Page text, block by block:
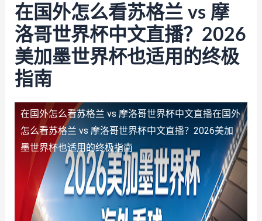
在国外怎么看苏格兰 vs 摩
洛哥世界杯中文直播？2026
美加墨世界杯也适用的终极
指南
在国外怎么看苏格兰 vs 摩洛哥世界杯中文直播在国外
怎么看苏格兰 vs 摩洛哥世界杯中文直播？2026美加
墨世界杯也适用的终极指南